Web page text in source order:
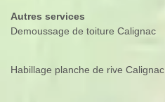
Autres services
Demoussage de toiture Calignac
Habillage planche de rive Calignac